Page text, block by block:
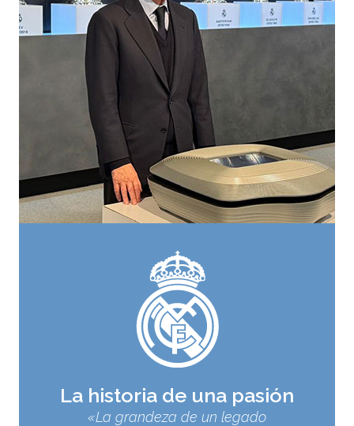
La historia de una pasión
«La grandeza de un legado